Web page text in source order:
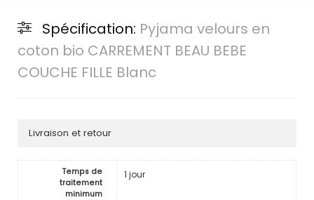
Spécification: Pyjama velours en
coton bio CARREMENT BEAU BEBE
COUCHE FILLE Blanc
Livraison et retour
Temps de
traitement
minimum
1 jour